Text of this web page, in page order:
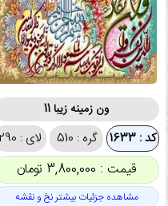
ون زمینه زیبا 11
کد : 1633 گره : 510 لای : 290
قیمت : 3,800,000 تومان
مشاهده جزئیات بیشتر نخ و نقشه